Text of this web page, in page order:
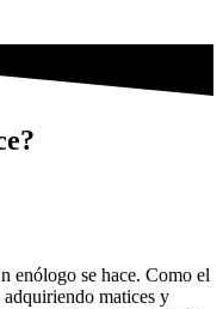
enólogo se hace. Como el
matices y